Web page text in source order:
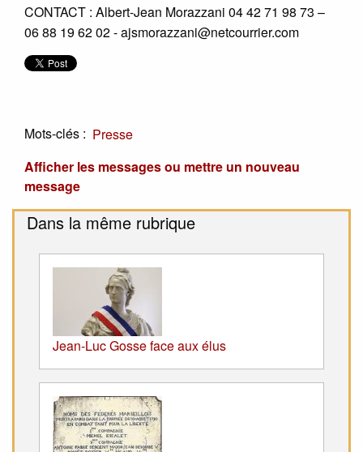
CONTACT : Albert-Jean Morazzani 04 42 71 98 73 –
06 88 19 62 02 - ajsmorazzani@netcourrier.com
Mots-clés : Presse
Afficher les messages ou mettre un nouveau
message
Dans la même rubrique
Jean-Luc Gosse face aux élus